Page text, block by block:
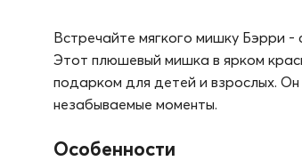
Встречайте мягкого мишку Бэрри -
Этот плюшевый мишка в ярком
подарком для детей и взрослых.
незабываемые моменты.
Особенности